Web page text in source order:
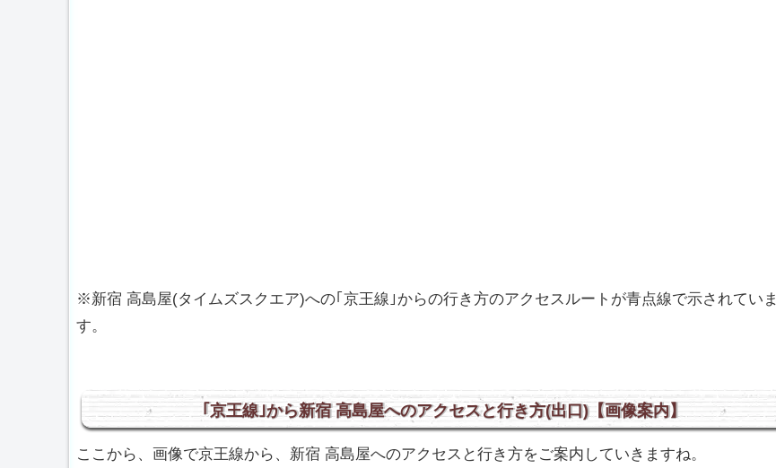
※新宿 高島屋(タイムズスクエア)への｢京王線｣からの行き方のアクセスルートが青点線で示されていま
す。
｢京王線｣から新宿 高島屋へのアクセスと行き方(出口)【画像案内】
ここから、画像で京王線から、新宿 高島屋へのアクセスと行き方をご案内していきますね。